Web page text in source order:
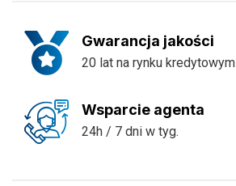
Gwarancja jakości
20 lat na rynku kredytowym
Wsparcie agenta
24h / 7 dni w tyg.